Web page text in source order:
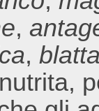
,
,